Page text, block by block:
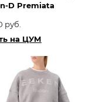
D Premiata
руб.
на ЦУМ